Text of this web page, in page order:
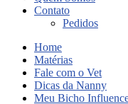
Contato
Pedidos
Home
Matérias
Fale com o Vet
Dicas da Nanny
Meu Bicho